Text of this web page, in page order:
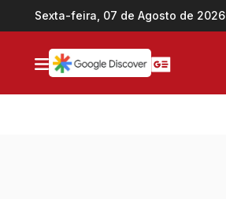
Ir direto pro conteúdo
Sexta-feira, 07 de Agosto de 2026